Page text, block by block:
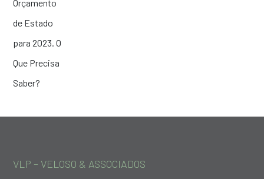
VLP – VELOSO & ASSOCIADOS